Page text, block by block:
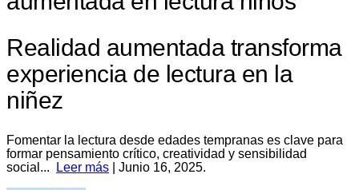
Realidad aumentada transforma
experiencia de lectura en la
niñez
Fomentar la lectura desde edades tempranas es clave para
formar pensamiento crítico, creatividad y sensibilidad
social...
Leer más | Junio 16, 2025.